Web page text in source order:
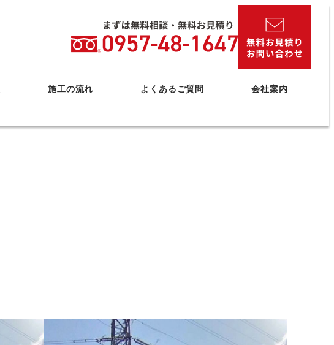
施工の流れ よくあるご質問 会社案内